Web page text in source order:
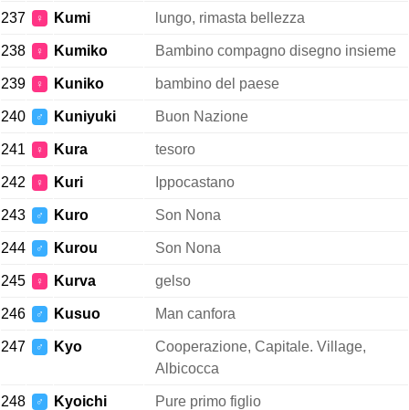
237 ♀ Kumi lungo, rimasta bellezza
238 ♀ Kumiko Bambino compagno disegno insieme
239 ♀ Kuniko bambino del paese
240 ♂ Kuniyuki Buon Nazione
241 ♀ Kura tesoro
242 ♀ Kuri Ippocastano
243 ♂ Kuro Son Nona
244 ♂ Kurou Son Nona
245 ♀ Kurva gelso
246 ♂ Kusuo Man canfora
247 ♂ Kyo
Cooperazione, Capitale. Village,
Albicocca
248 ♂ Kyoichi Pure primo figlio